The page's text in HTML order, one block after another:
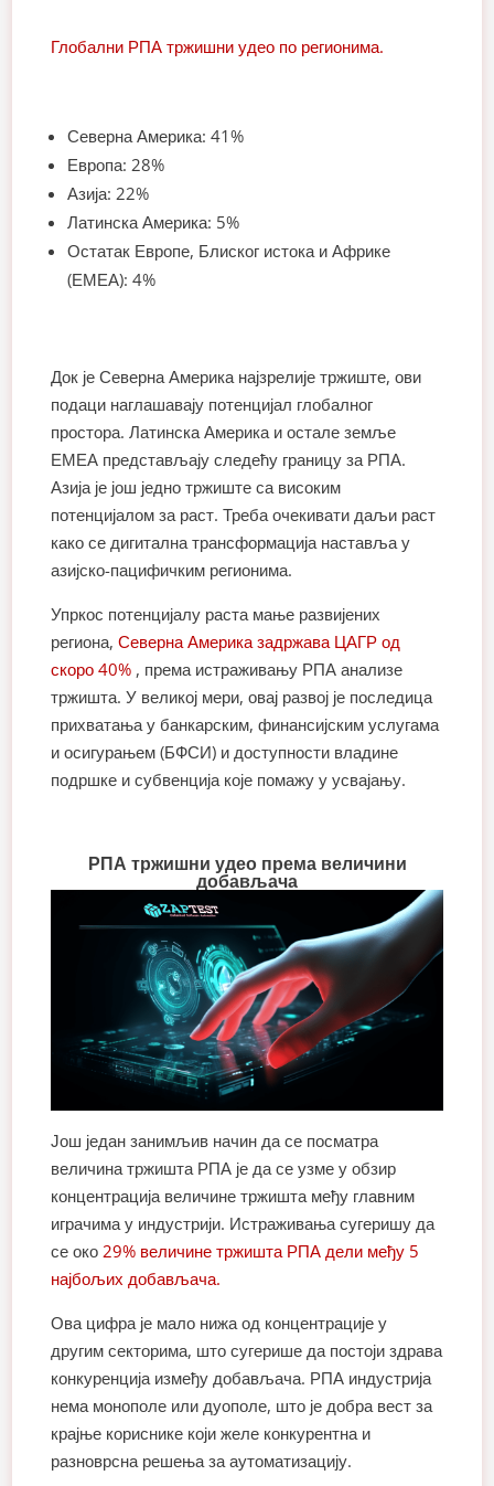
Глобални РПА тржишни удео по регионима.
Северна Америка: 41%
Европа: 28%
Азија: 22%
Латинска Америка: 5%
Остатак Европе, Блиског истока и Африке
(ЕМЕА): 4%
Док је Северна Америка најзрелије тржиште, ови
подаци наглашавају потенцијал глобалног
простора. Латинска Америка и остале земље
ЕМЕА представљају следећу границу за РПА.
Азија је још једно тржиште са високим
потенцијалом за раст. Треба очекивати даљи раст
како се дигитална трансформација наставља у
азијско-пацифичким регионима.
Упркос потенцијалу раста мање развијених
региона,Северна Америка задржава ЦАГР од
скоро 40% , према истраживању РПА анализе
тржишта. У великој мери, овај развој је последица
прихватања у банкарским, финансијским услугама
и осигурањем (БФСИ) и доступности владине
подршке и субвенција које помажу у усвајању.
РПА тржишни удео према величини
добављача
Још један занимљив начин да се посматра
величина тржишта РПА је да се узме у обзир
концентрација величине тржишта међу главним
играчима у индустрији. Истраживања сугеришу да
се око 29% величине тржишта РПА дели међу 5
најбољих добављача.
Ова цифра је мало нижа од концентрације у
другим секторима, што сугерише да постоји здрава
конкуренција између добављача. РПА индустрија
нема монополе или дуополе, што је добра вест за
крајње кориснике који желе конкурентна и
разноврсна решења за аутоматизацију.